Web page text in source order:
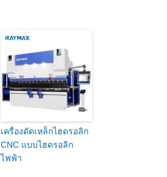
เครื่องดัดเหล็กไฮดรอลิก
CNC แบบไฮดรอลิก
ไฟฟ้า